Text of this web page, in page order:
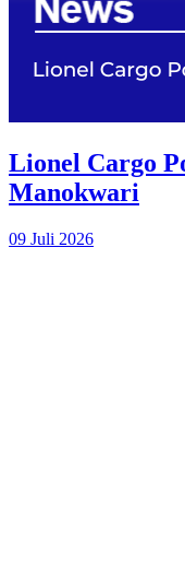
Lionel Cargo
Manokwari
09 Juli 2026